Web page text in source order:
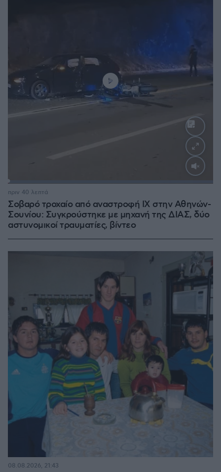
Σοβαρό τροχαίο από αναστροφή ΙΧ στην Αθηνών-
Σουνίου: Συγκρούστηκε με μηχανή της ΔΙΑΣ, δύο
αστυνομικοί τραυματίες, βίντεο
πριν 40 λεπτά
08.08.2026, 21:43